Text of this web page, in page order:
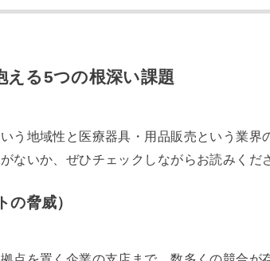
える5つの根深い課題
う地域性と医療器具・用品販売という業界
ないか、ぜひチェックしながらお読みくだ
脅威）